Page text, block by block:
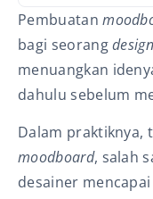
Pembuatan
bagi seorang
menuangkan
dahulu sebelum
Dalam praktiknya,
moodboard, salah
desainer